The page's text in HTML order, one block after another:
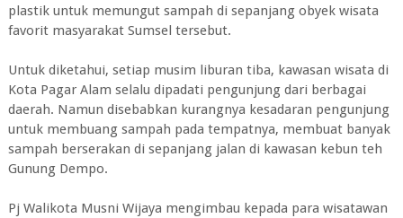
plastik untuk memungut sampah di sepanjang obyek wisata
favorit masyarakat Sumsel tersebut.
Untuk diketahui, setiap musim liburan tiba, kawasan wisata di
Kota Pagar Alam selalu dipadati pengunjung dari berbagai
daerah. Namun disebabkan kurangnya kesadaran pengunjung
untuk membuang sampah pada tempatnya, membuat banyak
sampah berserakan di sepanjang jalan di kawasan kebun teh
Gunung Dempo.
Pj Walikota Musni Wijaya mengimbau kepada para wisatawan